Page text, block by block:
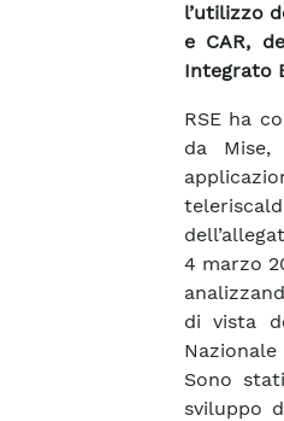
l’utilizzo
e CAR,
Integrato
RSE ha
da Mise,
4 marzo
di vista
Nazionale
Sono
sviluppo